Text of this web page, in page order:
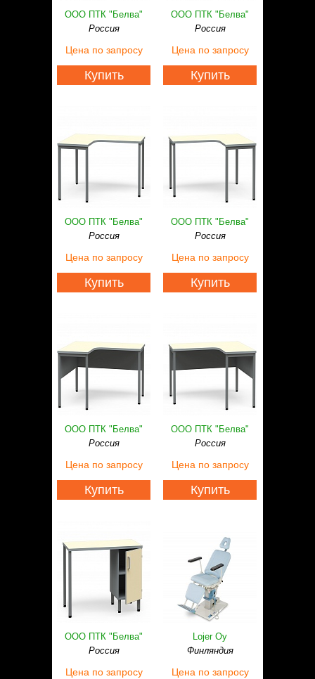
ООО ПТК "Белва"
Россия
Цена по запросу
Купить
ООО ПТК "Белва"
Россия
Цена по запросу
Купить
ООО ПТК "Белва"
Россия
Цена по запросу
Купить
ООО ПТК "Белва"
Россия
Цена по запросу
Купить
ООО ПТК "Белва"
Россия
Цена по запросу
Купить
ООО ПТК "Белва"
Россия
Цена по запросу
Купить
ООО ПТК "Белва"
Россия
Цена по запросу
Lojer Oy
Финляндия
Цена по запросу